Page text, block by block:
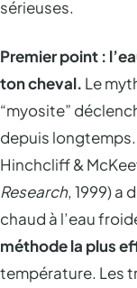
sérieuses.
Premier point :
ton cheval. Le
“myosite”
depuis longtemps.
Hinchcliff &
Research, 1999) a
chaud à l’eau
méthode la plus
température. Les